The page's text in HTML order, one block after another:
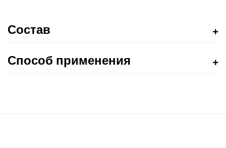
Состав
Способ применения